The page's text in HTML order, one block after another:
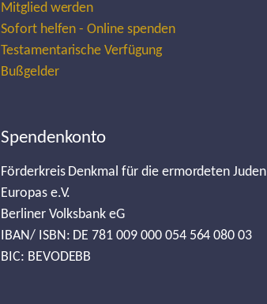
Mitglied werden
Sofort helfen - Online spenden
Testamentarische Verfügung
Bußgelder
Spendenkonto
Förderkreis Denkmal für die ermordeten Juden
Europas e.V.
Berliner Volksbank eG
IBAN/ ISBN: DE 781 009 000 054 564 080 03
BIC: BEVODEBB